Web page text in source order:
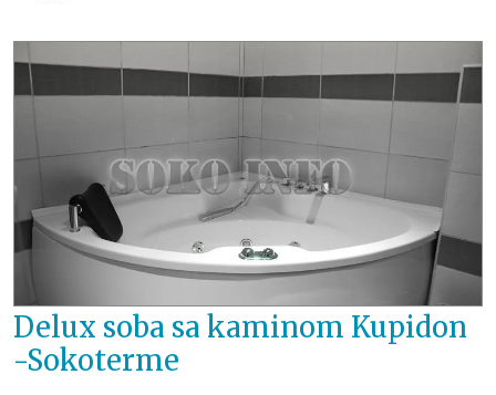
Delux soba sa kaminom Kupidon
-Sokoterme